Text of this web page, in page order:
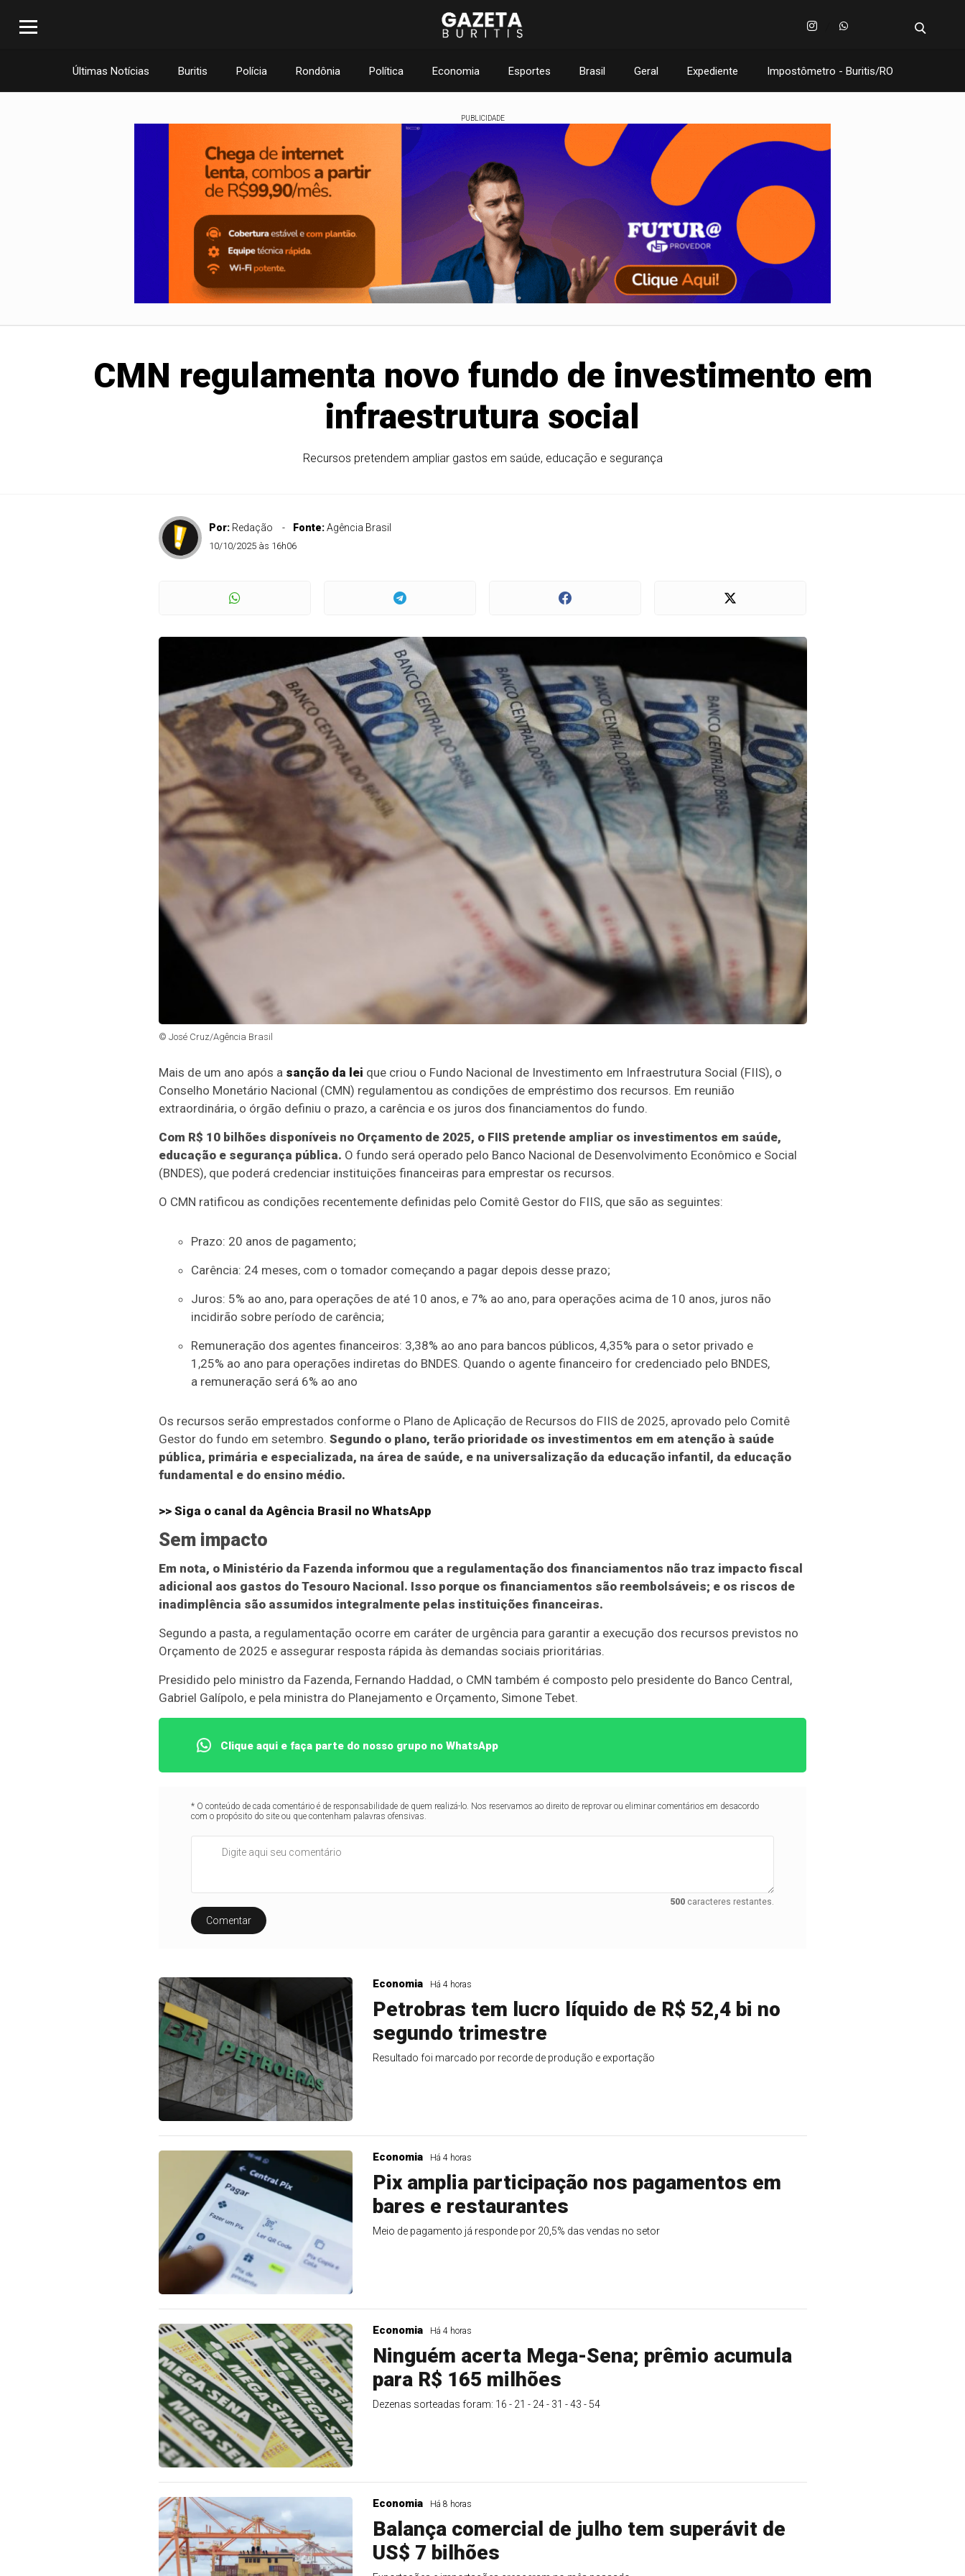
Últimas Notícias Buritis Polícia Rondônia Política Economia Esportes Brasil Geral Expediente Impostômetro - Buritis/RO
PUBLICIDADE
CMN regulamenta novo fundo de investimento em
infraestrutura social
Recursos pretendem ampliar gastos em saúde, educação e segurança
Por: Redação Fonte:Agência Brasil
10/10/2025 às 16h06
© José Cruz/Agência Brasil
Mais de um ano após a sanção da lei que criou o Fundo Nacional de Investimento em Infraestrutura Social (FIIS), o
Conselho Monetário Nacional (CMN) regulamentou as condições de empréstimo dos recursos. Em reunião
extraordinária, o órgão definiu o prazo, a carência e os juros dos financiamentos do fundo.
Com R$ 10 bilhões disponíveis no Orçamento de 2025, o FIIS pretende ampliar os investimentos em saúde,
educação e segurança pública. O fundo será operado pelo Banco Nacional de Desenvolvimento Econômico e Social
(BNDES), que poderá credenciar instituições financeiras para emprestar os recursos.
O CMN ratificou as condições recentemente definidas pelo Comitê Gestor do FIIS, que são as seguintes:
Prazo: 20 anos de pagamento;
Carência: 24 meses, com o tomador começando a pagar depois desse prazo;
Juros: 5% ao ano, para operações de até 10 anos, e 7% ao ano, para operações acima de 10 anos, juros não
incidirão sobre período de carência;
Remuneração dos agentes financeiros: 3,38% ao ano para bancos públicos, 4,35% para o setor privado e
1,25% ao ano para operações indiretas do BNDES. Quando o agente financeiro for credenciado pelo BNDES,
a remuneração será 6% ao ano
Os recursos serão emprestados conforme o Plano de Aplicação de Recursos do FIIS de 2025, aprovado pelo Comitê
Gestor do fundo em setembro. Segundo o plano, terão prioridade os investimentos em em atenção à saúde
pública, primária e especializada, na área de saúde, e na universalização da educação infantil, da educação
fundamental e do ensino médio.
>> Siga o canal da Agência Brasil no WhatsApp
Sem impacto
Em nota, o Ministério da Fazenda informou que a regulamentação dos financiamentos não traz impacto fiscal
adicional aos gastos do Tesouro Nacional. Isso porque os financiamentos são reembolsáveis; e os riscos de
inadimplência são assumidos integralmente pelas instituições financeiras.
Segundo a pasta, a regulamentação ocorre em caráter de urgência para garantir a execução dos recursos previstos no
Orçamento de 2025 e assegurar resposta rápida às demandas sociais prioritárias.
Presidido pelo ministro da Fazenda, Fernando Haddad, o CMN também é composto pelo presidente do Banco Central,
Gabriel Galípolo, e pela ministra do Planejamento e Orçamento, Simone Tebet.
Clique aqui e faça parte do nosso grupo no WhatsApp
* O conteúdo de cada comentário é de responsabilidade de quem realizá-lo. Nos reservamos ao direito de reprovar ou eliminar comentários em desacordo
com o propósito do site ou que contenham palavras ofensivas.
500 caracteres restantes.
Comentar
Economia Há 4 horas
Petrobras tem lucro líquido de R$ 52,4 bi no
segundo trimestre
Resultado foi marcado por recorde de produção e exportação
Economia Há 4 horas
Pix amplia participação nos pagamentos em
bares e restaurantes
Meio de pagamento já responde por 20,5% das vendas no setor
Economia Há 4 horas
Ninguém acerta Mega-Sena; prêmio acumula
para R$ 165 milhões
Dezenas sorteadas foram: 16 - 21 - 24 - 31 - 43 - 54
Economia Há 8 horas
Balança comercial de julho tem superávit de
US$ 7 bilhões